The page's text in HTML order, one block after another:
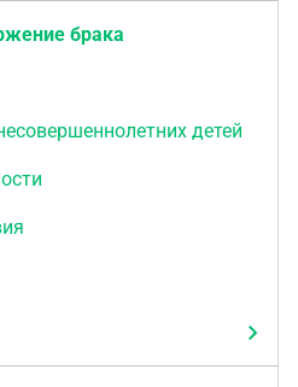
брака
детей